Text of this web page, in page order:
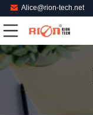
Alice@rion-tech.net